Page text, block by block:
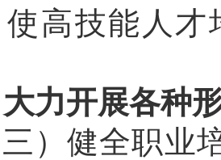
高技能人
力开展各种
）健全职业